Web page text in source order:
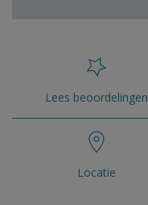
Lees beoordelingen
Locatie